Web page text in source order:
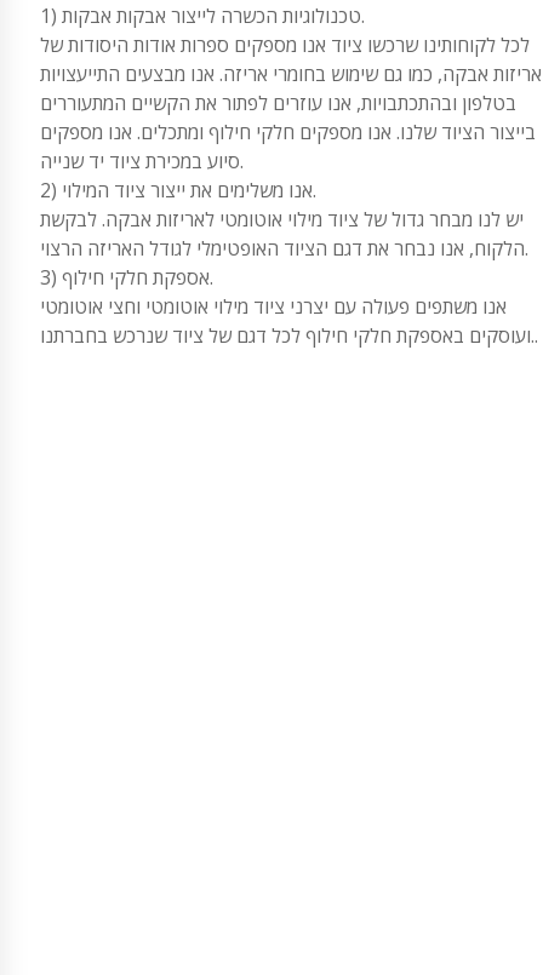
1) טכנולוגיות הכשרה לייצור אבקות אבקות.
לכל לקוחותינו שרכשו ציוד אנו מספקים ספרות אודות היסודות של
אריזות אבקה, כמו גם שימוש בחומרי אריזה. אנו מבצעים התייעצויות
בטלפון ובהתכתבויות, אנו עוזרים לפתור את הקשיים המתעוררים
בייצור הציוד שלנו. אנו מספקים חלקי חילוף ומתכלים. אנו מספקים
סיוע במכירת ציוד יד שנייה.
2) אנו משלימים את ייצור ציוד המילוי.
יש לנו מבחר גדול של ציוד מילוי אוטומטי לאריזות אבקה. לבקשת
הלקוח, אנו נבחר את דגם הציוד האופטימלי לגודל האריזה הרצוי.
3) אספקת חלקי חילוף.
אנו משתפים פעולה עם יצרני ציוד מילוי אוטומטי וחצי אוטומטי
ועוסקים באספקת חלקי חילוף לכל דגם של ציוד שנרכש בחברתנו..